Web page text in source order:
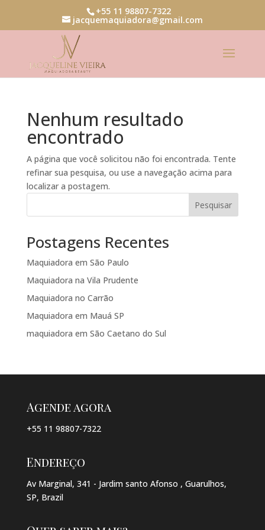
+55 11 98807-7322
jacquemaquiadora@gmail.com
Nenhum resultado
encontrado
A página que você solicitou não foi encontrada. Tente
refinar sua pesquisa, ou use a navegação acima para
localizar a postagem.
Pesquisar
Postagens Recentes
Maquiadora em São Paulo
Maquiadora na Vila Prudente
Maquiadora no Carrão
Maquiadora em Mauá SP
maquiadora em São Caetano do Sul
Agende agora
+55 11 98807-7322
Endereço
Av Marginal, 341 - Jardim santo Afonso , Guarulhos,
SP, Brazil